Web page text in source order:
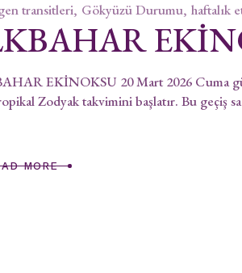
transitleri Gökyüzü Durumu haftalık
EKİNOKSU 20 Mart 2026 Cuma
Zodyak takvimini başlatır. Bu geçiş
MORE